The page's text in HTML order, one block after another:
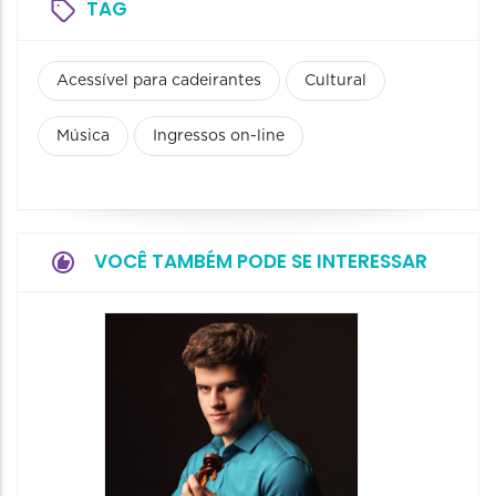
TAG
Acessível para cadeirantes Cultural
Música Ingressos on-line
VOCÊ TAMBÉM PODE SE INTERESSAR